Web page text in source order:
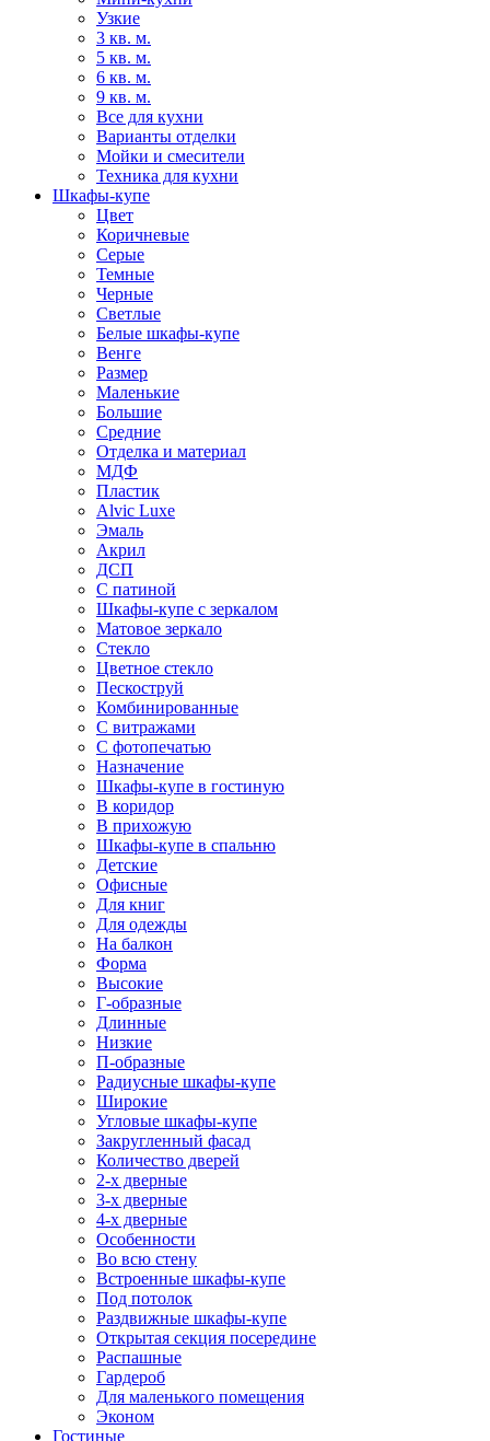
Узкие
3 кв. м.
5 кв. м.
6 кв. м.
9 кв. м.
Все для кухни
Варианты отделки
Мойки и смесители
Техника для кухни
Шкафы-купе
Цвет
Коричневые
Серые
Темные
Черные
Светлые
Белые шкафы-купе
Венге
Размер
Маленькие
Большие
Средние
Отделка и материал
МДФ
Пластик
Alvic Luxe
Эмаль
Акрил
ДСП
С патиной
Шкафы-купе с зеркалом
Матовое зеркало
Стекло
Цветное стекло
Пескоструй
Комбинированные
С витражами
С фотопечатью
Назначение
Шкафы-купе в гостиную
В коридор
В прихожую
Шкафы-купе в спальню
Детские
Офисные
Для книг
Для одежды
На балкон
Форма
Высокие
Г-образные
Длинные
Низкие
П-образные
Радиусные шкафы-купе
Широкие
Угловые шкафы-купе
Закругленный фасад
Количество дверей
2-х дверные
3-х дверные
4-х дверные
Особенности
Во всю стену
Встроенные шкафы-купе
Под потолок
Раздвижные шкафы-купе
Открытая секция посередине
Распашные
Гардероб
Для маленького помещения
Эконом
Гостиные